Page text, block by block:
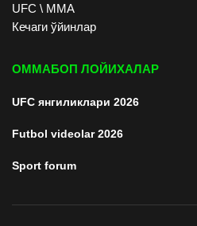
UFC \ ММА
Кечаги ўйинлар
ОММАБОП ЛОЙИХАЛАР
UFC янгиликлари 2026
Futbol videolar 2026
Sport forum